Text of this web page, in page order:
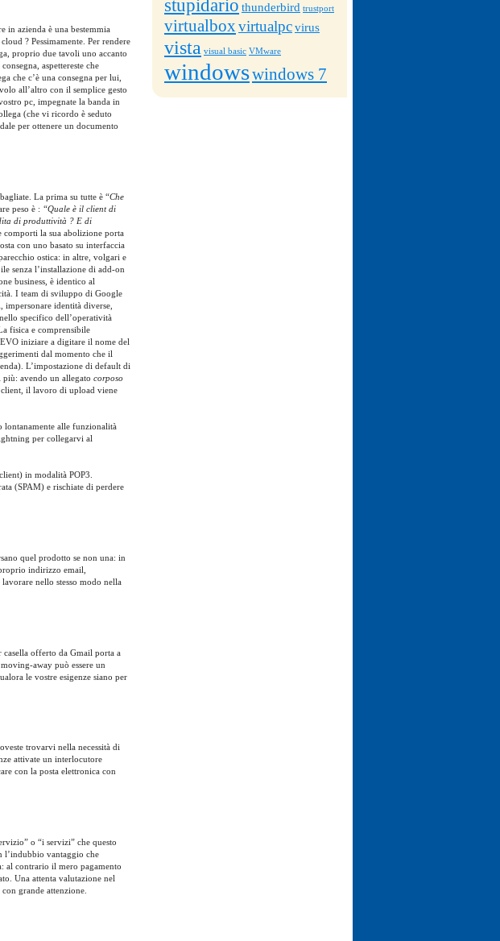
in azienda è una bestemmia
? Pessimamente. Per rendere
proprio due tavoli uno accanto
aspettereste che
che c’è una consegna per lui,
all’altro con il semplice gesto
pc, impegnate la banda in
(che vi ricordo è seduto
per ottenere un documento
La prima su tutte è “Che
peso è : “Quale è il client di
di produttività ? E di
comporti la sua abolizione porta
con uno basato su interfaccia
ostica: in altre, volgari e
senza l’installazione di add-on
business, è identico al
I team di sviluppo di Google
impersonare identità diverse,
specifico dell’operatività
fisica e comprensibile
iniziare a digitare il nome del
dal momento che il
L’impostazione di default di
avendo un allegato corposo
client, il lavoro di upload viene
lontanamente alle funzionalità
per collegarvi al
in modalità POP3.
(SPAM) e rischiate di perdere
quel prodotto se non una: in
indirizzo email,
nello stesso modo nella
casella offerto da Gmail porta a
away può essere un
le vostre esigenze siano per
trovarvi nella necessità di
attivate un interlocutore
con la posta elettronica con
o “i servizi” che questo
l’indubbio vantaggio che
al contrario il mero pagamento
Una attenta valutazione nel
grande attenzione.
stupidario thunderbird trustport
virtualboxvirtualpcvirus
vista visual basic VMware
windowswindows 7